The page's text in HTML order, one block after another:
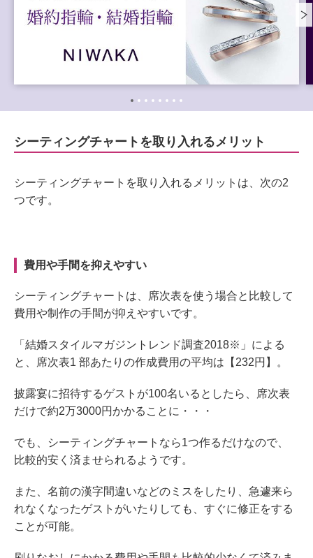
シーティングチャートを取り入れるメリット
シーティングチャートを取り入れるメリットは、次の2
つです。
費用や手間を抑えやすい
シーティングチャートは、席次表を使う場合と比較して
費用や制作の手間が抑えやすいです。
「結婚スタイルマガジントレンド調査2018※」による
と、席次表1 部あたりの作成費用の平均は【232円】。
披露宴に招待するゲストが100名いるとしたら、席次表
だけで約2万3000円かかることに・・・
でも、シーティングチャートなら1つ作るだけなので、
比較的安く済ませられるようです。
また、名前の漢字間違いなどのミスをしたり、急遽来ら
れなくなったゲストがいたりしても、すぐに修正をする
ことが可能。